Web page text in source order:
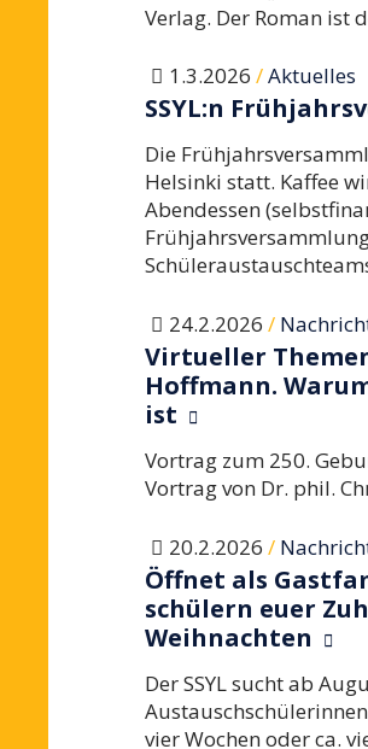
Verlag. Der Roman ist
1.3.2026/Aktuelles
SSYL:n
Die
Helsinki statt. Kaffee
Abendessen
24.2.2026/
Virtueller
Hoffmann.
ist
Vortrag zum 250.
Vortrag von Dr. phil.
20.2.2026/
Öffnet als
schülern euer
Weihnachten
Der SSYL sucht ab
vier Wochen oder ca.